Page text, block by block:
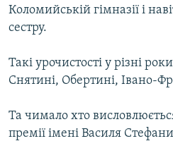
Усі сайти RFE/RL
Коломийській гімназії і
сестру.
Такі урочистості у різні
Снятині, Обертині, Івано-
Та чимало хто
премії імені Василя